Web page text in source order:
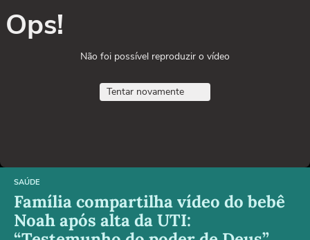
Ops!
Não foi possível reproduzir o vídeo
Tentar novamente
SAÚDE
Família compartilha vídeo do bebê
Noah após alta da UTI: